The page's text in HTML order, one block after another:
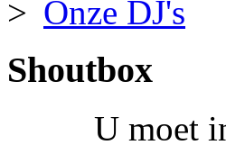
Onze DJ's
Shoutbox
U moet